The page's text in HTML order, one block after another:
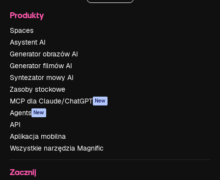
Produkty
Spaces
Asystent AI
Generator obrazów AI
Generator filmów AI
Syntezator mowy AI
Zasoby stockowe
MCP dla Claude/ChatGPT New
Agents New
API
Aplikacja mobilna
Wszystkie narzędzia Magnific
Zacznij